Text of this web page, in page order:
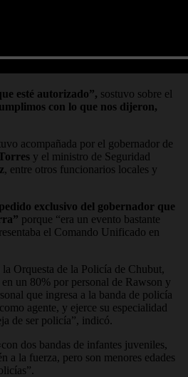
esté autorizado”, sostuvo sobre el
con lo que nos dijeron,
acompañada por el gobernador de
y el ministro de Seguridad
, entre otros funcionarios locales y
exclusivo del gobernador que
porque “era un evento bastante
el Comando Unificado en
la Orquesta de la Policía de Chubut,
un 80% por personal de Rawson y
que ingresa a la banda de policía
agente, y ejerce su especialidad
de ser policía”, indicó.
dos bandas de infantes juveniles,
a la fuerza, pero son menores edades